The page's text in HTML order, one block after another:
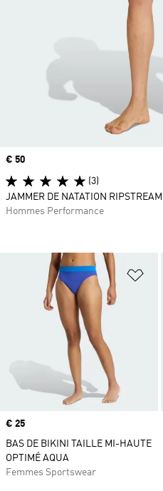
Prix
€ 25
BAS DE BIKINI TAILLE MI-HAUTE
OPTIMÉ AQUA
Femmes Sportswear
Prix
€ 50
(3)
JAMMER DE NATATION RIPSTREAM
Hommes Performance